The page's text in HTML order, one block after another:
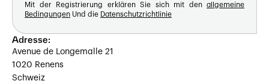
Mit der Registrierung erklären Sie sich mit den allgemeine
Bedingungen Und die Datenschutzrichtlinie
Adresse:
Avenue de Longemalle 21
1020 Renens
Schweiz